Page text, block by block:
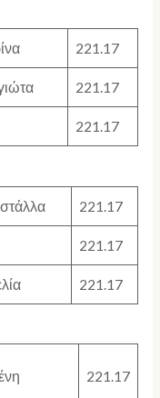
221.17
221.17
221.17
221.17
221.17
221.17
221.17